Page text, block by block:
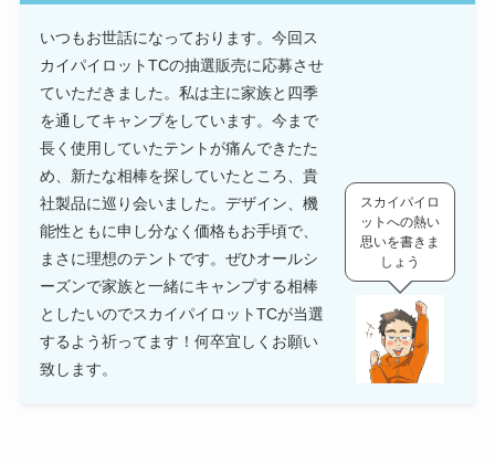
いつもお世話になっております。今回ス
カイパイロットTCの抽選販売に応募させ
ていただきました。私は主に家族と四季
を通してキャンプをしています。今まで
長く使用していたテントが痛んできたた
め、新たな相棒を探していたところ、貴
社製品に巡り会いました。デザイン、機
能性ともに申し分なく価格もお手頃で、
まさに理想のテントです。ぜひオールシ
ーズンで家族と一緒にキャンプする相棒
としたいのでスカイパイロットTCが当選
するよう祈ってます！何卒宜しくお願い
致します。
スカイパイロ
ットへの熱い
思いを書きま
しょう